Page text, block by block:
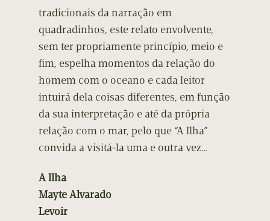
tradicionais da narração em
quadradinhos, este relato envolvente,
sem ter propriamente princípio, meio e
fim, espelha momentos da relação do
homem com o oceano e cada leitor
intuirá dela coisas diferentes, em função
da sua interpretação e até da própria
relação com o mar, pelo que “A Ilha”
convida a visitá-la uma e outra vez…
A Ilha
Mayte Alvarado
Levoir